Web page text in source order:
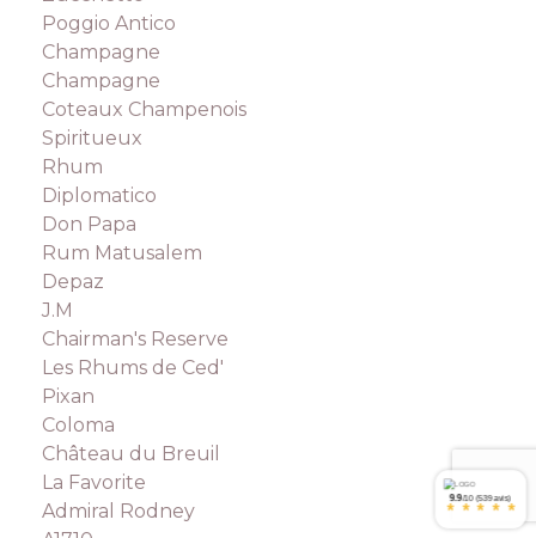
Poggio Antico
Champagne
Champagne
Coteaux Champenois
Spiritueux
Rhum
Diplomatico
Don Papa
Rum Matusalem
Depaz
J.M
Chairman's Reserve
Les Rhums de Ced'
Pixan
Coloma
Château du Breuil
La Favorite
Admiral Rodney
9.9/10 (539 avis)
* * * * *